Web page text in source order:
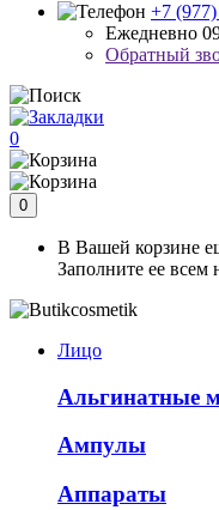
+7
Ежедневно
Обратный
0
0
В Вашей корзине
Заполните ее всем
Лицо
Альгинатные
Ампулы
Аппараты